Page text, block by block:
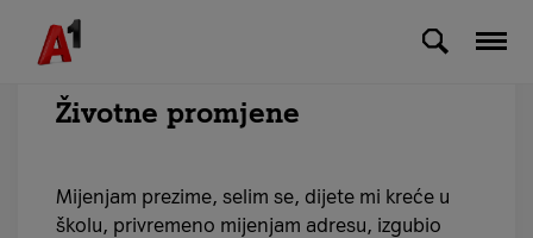
Skip to Main Content
Životne promjene
Mijenjam prezime, selim se, dijete mi kreće u
školu, privremeno mijenjam adresu, izgubio